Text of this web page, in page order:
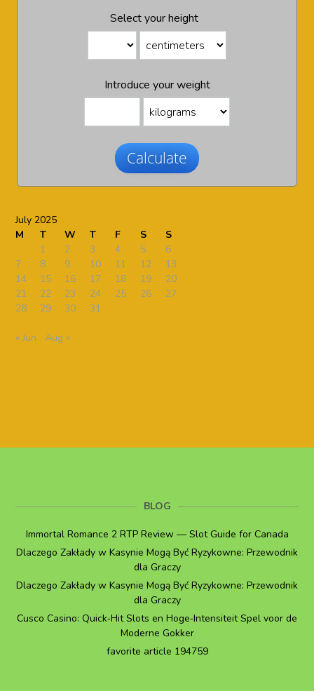
Select your height
Introduce your weight
Calculate
July 2025
M
T W T F S
S
1
2 3 4 5
6
7
8 9 10 11 12
13
14
15 16 17 18 19
20
21
22 23 24 25 26
27
28
29 30 31
« Jun Aug »
BLOG
Immortal Romance 2 RTP Review — Slot Guide for Canada
Dlaczego Zakłady w Kasynie Mogą Być Ryzykowne: Przewodnik
dla Graczy
Dlaczego Zakłady w Kasynie Mogą Być Ryzykowne: Przewodnik
dla Graczy
Cusco Casino: Quick‑Hit Slots en Hoge‑Intensiteit Spel voor de
Moderne Gokker
favorite article 194759